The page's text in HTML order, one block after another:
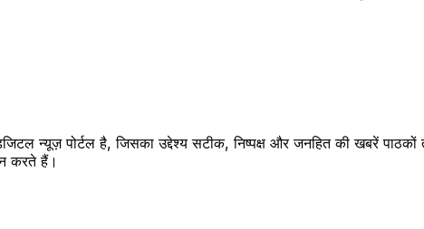
न्यूज़ पोर्टल है, जिसका उद्देश्य सटीक, निष्पक्ष और जनहित की खबरें
करते हैं।